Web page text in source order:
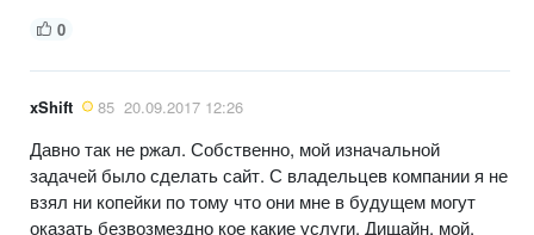
0
xShift 85 20.09.2017 12:26
Давно так не ржал. Собственно, мой изначальной
задачей было сделать сайт. С владельцев компании я не
взял ни копейки по тому что они мне в будущем могут
оказать безвозмездно кое какие услуги. Дищайн, мой,